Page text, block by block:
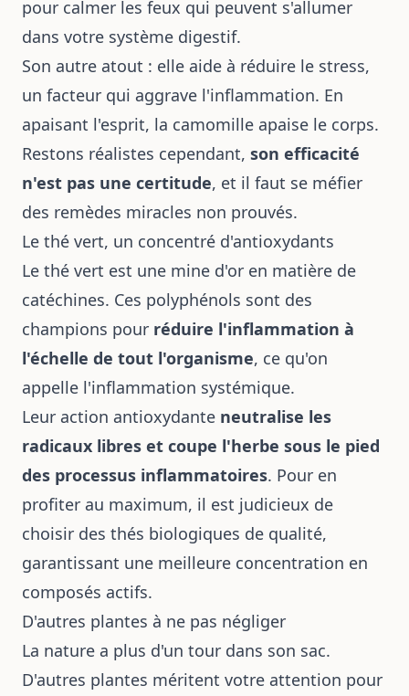
pour calmer les feux qui peuvent s'allumer
dans votre système digestif.
Son autre atout : elle aide à réduire le stress,
un facteur qui aggrave l'inflammation. En
apaisant l'esprit, la camomille apaise le corps.
Restons réalistes cependant, son efficacité
n'est pas une certitude, et il faut se méfier
des remèdes miracles non prouvés.
Le thé vert, un concentré d'antioxydants
Le thé vert est une mine d'or en matière de
catéchines. Ces polyphénols sont des
champions pour réduire l'inflammation à
l'échelle de tout l'organisme, ce qu'on
appelle l'inflammation systémique.
Leur action antioxydante neutralise les
radicaux libres et coupe l'herbe sous le pied
des processus inflammatoires. Pour en
profiter au maximum, il est judicieux de
choisir des thés biologiques de qualité,
garantissant une meilleure concentration en
composés actifs.
D'autres plantes à ne pas négliger
La nature a plus d'un tour dans son sac.
D'autres plantes méritent votre attention pour